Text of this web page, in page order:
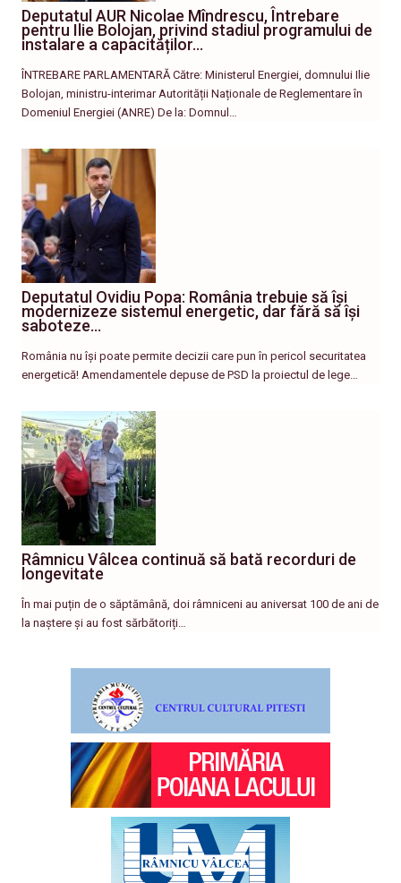
Deputatul AUR Nicolae Mîndrescu, Întrebare
pentru Ilie Bolojan, privind stadiul programului de
instalare a capacităților…
ÎNTREBARE PARLAMENTARĂ Către: Ministerul Energiei, domnului Ilie
Bolojan, ministru-interimar Autorității Naționale de Reglementare în
Domeniul Energiei (ANRE) De la: Domnul…
Deputatul Ovidiu Popa: România trebuie să își
modernizeze sistemul energetic, dar fără să își
saboteze…
România nu își poate permite decizii care pun în pericol securitatea
energetică! Amendamentele depuse de PSD la proiectul de lege…
Râmnicu Vâlcea continuă să bată recorduri de
longevitate
În mai puțin de o săptămână, doi râmniceni au aniversat 100 de ani de
la naștere și au fost sărbătoriți…